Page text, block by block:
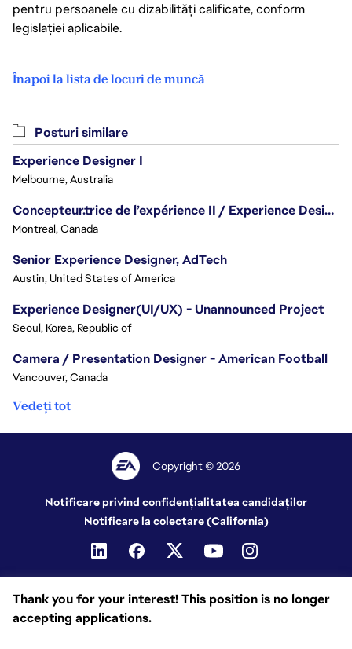
pentru persoanele cu dizabilități calificate, conform
legislației aplicabile.
Înapoi la lista de locuri de muncă
Thank you for your interest! This position is no longer
accepting applications.
Posturi similare
Experience Designer I
Melbourne, Australia
Concepteur.trice de l’expérience II / Experience Designer II
Montreal, Canada
Senior Experience Designer, AdTech
Austin, United States of America
Experience Designer(UI/UX) - Unannounced Project
Seoul, Korea, Republic of
Camera / Presentation Designer - American Football
Vancouver, Canada
Vedeți tot
Copyright © 2026
Notificare privind confidențialitatea candidaților
Notificare la colectare (California)